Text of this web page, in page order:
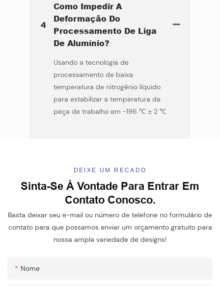
4
Como Impedir A
Deformação Do
Processamento De Liga
De Alumínio?
Usando a tecnologia de
processamento de baixa
temperatura de nitrogênio líquido
para estabilizar a temperatura da
peça de trabalho em -196 ℃ ± 2 ℃
DEIXE UM RECADO
Sinta-Se À Vontade Para Entrar Em
Contato Conosco.
Basta deixar seu e-mail ou número de telefone no formulário de
contato para que possamos enviar um orçamento gratuito para
nossa ampla variedade de designs!
Nome